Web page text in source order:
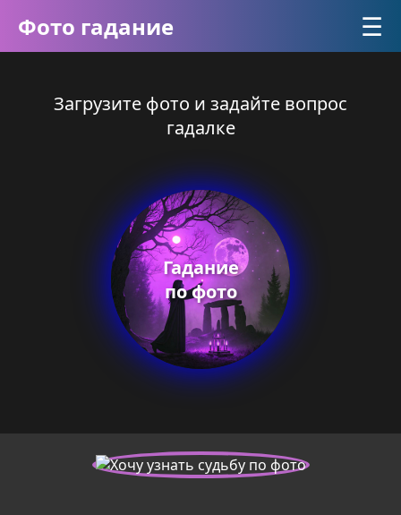
Фото гадание ☰
Загрузите фото и задайте вопрос
гадалке
Гадание
по фото